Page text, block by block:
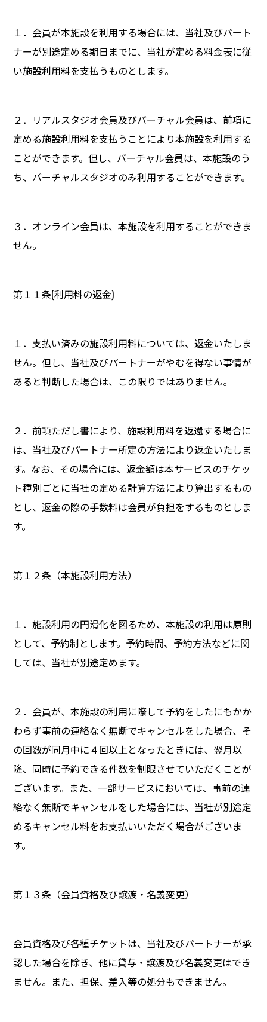
１．会員が本施設を利用する場合には、当社及びパート
ナーが別途定める期日までに、当社が定める料金表に従
い施設利用料を支払うものとします。
２．リアルスタジオ会員及びバーチャル会員は、前項に
定める施設利用料を支払うことにより本施設を利用する
ことができます。但し、バーチャル会員は、本施設のう
ち、バーチャルスタジオのみ利用することができます。
３．オンライン会員は、本施設を利用することができま
せん。
第１１条(利用料の返金)
１．支払い済みの施設利用料については、返金いたしま
せん。但し、当社及びパートナーがやむを得ない事情が
あると判断した場合は、この限りではありません。
２．前項ただし書により、施設利用料を返還する場合に
は、当社及びパートナー所定の方法により返金いたしま
す。なお、その場合には、返金額は本サービスのチケッ
ト種別ごとに当社の定める計算方法により算出するもの
とし、返金の際の手数料は会員が負担をするものとしま
す。
第１２条（本施設利用方法）
１．施設利用の円滑化を図るため、本施設の利用は原則
として、予約制とします。予約時間、予約方法などに関
しては、当社が別途定めます。
２．会員が、本施設の利用に際して予約をしたにもかか
わらず事前の連絡なく無断でキャンセルをした場合、そ
の回数が同月中に４回以上となったときには、翌月以
降、同時に予約できる件数を制限させていただくことが
ございます。また、一部サービスにおいては、事前の連
絡なく無断でキャンセルをした場合には、当社が別途定
めるキャンセル料をお支払いいただく場合がございま
す。
第１３条（会員資格及び譲渡・名義変更）
会員資格及び各種チケットは、当社及びパートナーが承
認した場合を除き、他に貸与・譲渡及び名義変更はでき
ません。また、担保、差入等の処分もできません。